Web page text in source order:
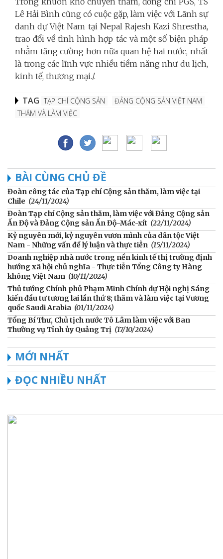
Lê Hải Bình cũng có cuộc gặp, làm việc với Lãnh sự
danh dự Việt Nam tại Nepal Rajesh Kazi Shrestha,
trao đổi về tình hình hợp tác và một số biện pháp
nhằm tăng cường hơn nữa quan hệ hai nước, nhất
là trong các lĩnh vực nhiều tiềm năng như du lịch,
kinh tế, thương mại./.
TAG TẠP CHÍ CỘNG SẢN
ĐẢNG CỘNG SẢN VIỆT NAM
THĂM VÀ LÀM VIỆC
BÀI CÙNG CHỦ ĐỀ
Đoàn công tác của Tạp chí Cộng sản thăm, làm việc tại
Chile (24/11/2024)
Đoàn Tạp chí Cộng sản thăm, làm việc với Đảng Cộng sản
Ấn Độ và Đảng Cộng sản Ấn Độ-Mác-xít (22/11/2024)
Kỷ nguyên mới, kỷ nguyên vươn mình của dân tộc Việt
Nam - Những vấn đề lý luận và thực tiễn (15/11/2024)
Doanh nghiệp nhà nước trong nền kinh tế thị trường định
hướng xã hội chủ nghĩa - Thực tiễn Tổng Công ty Hàng
không Việt Nam (10/11/2024)
Thủ tướng Chính phủ Phạm Minh Chính dự Hội nghị Sáng
kiến đầu tư tương lai lần thứ 8; thăm và làm việc tại Vương
quốc Saudi Arabia (01/11/2024)
Tổng Bí Thư, Chủ tịch nước Tô Lâm làm việc với Ban
Thường vụ Tỉnh ủy Quảng Trị (17/10/2024)
MỚI NHẤT
ĐỌC NHIỀU NHẤT